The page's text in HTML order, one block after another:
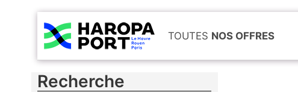
TOUTES NOS OFFRES
Recherche